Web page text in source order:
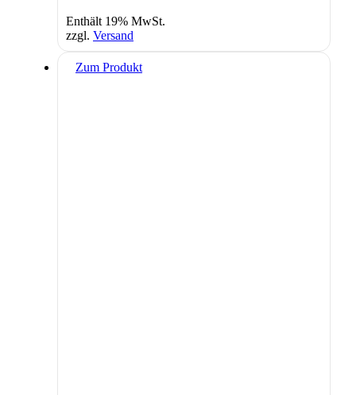
Enthält 19% MwSt.
zzgl. Versand
Zum Produkt